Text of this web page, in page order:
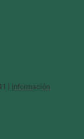
| Información